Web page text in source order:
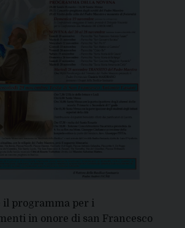
il programma per i
in onore di san Francesco